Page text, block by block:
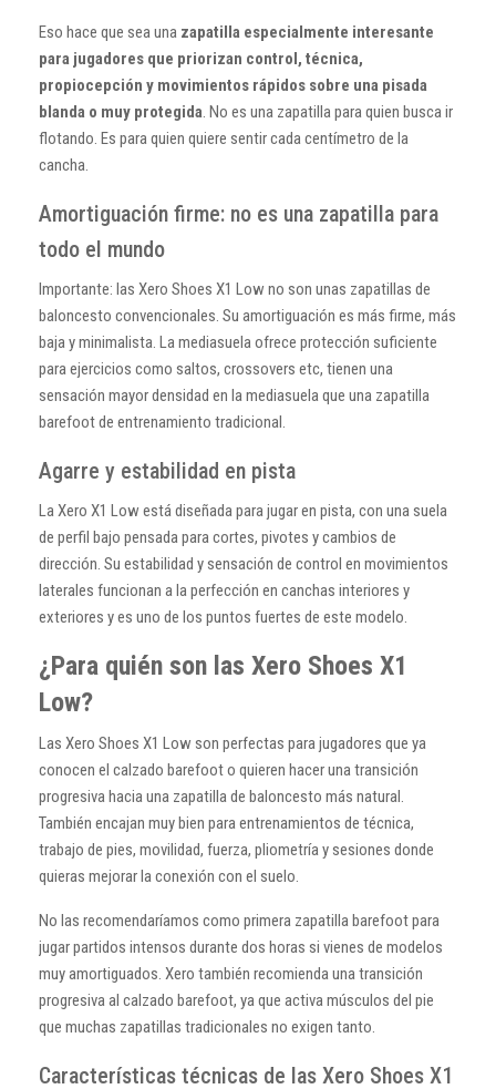
Eso hace que sea una zapatilla especialmente interesante
para jugadores que priorizan control, técnica,
propiocepción y movimientos rápidos sobre una pisada
blanda o muy protegida. No es una zapatilla para quien busca ir
flotando. Es para quien quiere sentir cada centímetro de la
cancha.
Amortiguación firme: no es una zapatilla para
todo el mundo
Importante: las Xero Shoes X1 Low no son unas zapatillas de
baloncesto convencionales. Su amortiguación es más firme, más
baja y minimalista. La mediasuela ofrece protección suficiente
para ejercicios como saltos, crossovers etc, tienen una
sensación mayor densidad en la mediasuela que una zapatilla
barefoot de entrenamiento tradicional.
Agarre y estabilidad en pista
La Xero X1 Low está diseñada para jugar en pista, con una suela
de perfil bajo pensada para cortes, pivotes y cambios de
dirección. Su estabilidad y sensación de control en movimientos
laterales funcionan a la perfección en canchas interiores y
exteriores y es uno de los puntos fuertes de este modelo.
¿Para quién son las Xero Shoes X1
Low?
Las Xero Shoes X1 Low son perfectas para jugadores que ya
conocen el calzado barefoot o quieren hacer una transición
progresiva hacia una zapatilla de baloncesto más natural.
También encajan muy bien para entrenamientos de técnica,
trabajo de pies, movilidad, fuerza, pliometría y sesiones donde
quieras mejorar la conexión con el suelo.
No las recomendaríamos como primera zapatilla barefoot para
jugar partidos intensos durante dos horas si vienes de modelos
muy amortiguados. Xero también recomienda una transición
progresiva al calzado barefoot, ya que activa músculos del pie
que muchas zapatillas tradicionales no exigen tanto.
Características técnicas de las Xero Shoes X1